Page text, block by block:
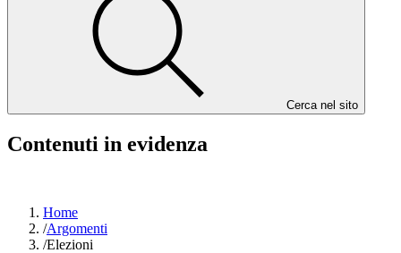
Cerca nel sito
Contenuti in evidenza
Home
/Argomenti
/Elezioni